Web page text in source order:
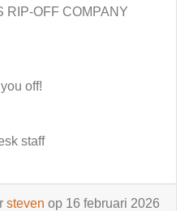
RIP-OFF COMPANY
off!
staff
steven op 16 februari 2026